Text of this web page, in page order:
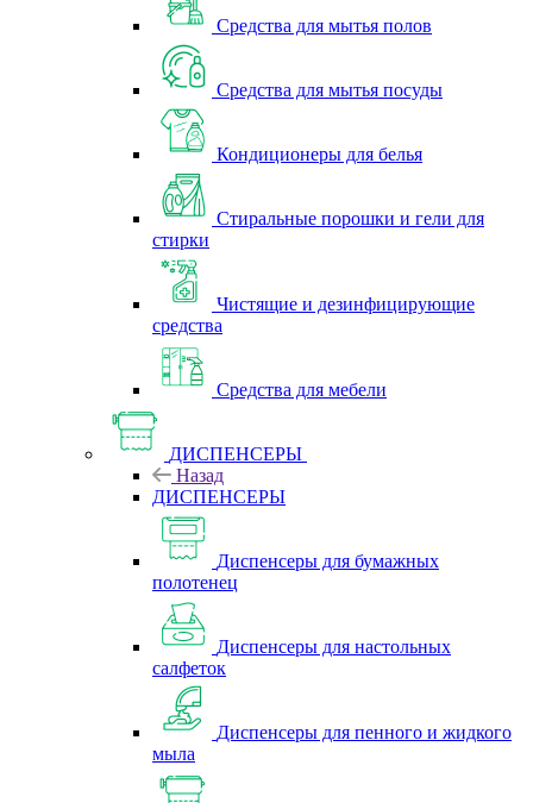
Средства для мытья полов
Средства для мытья посуды
Кондиционеры для белья
Стиральные порошки и гели для
стирки
Чистящие и дезинфицирующие
средства
Средства для мебели
ДИСПЕНСЕРЫ
Назад
ДИСПЕНСЕРЫ
Диспенсеры для бумажных
полотенец
Диспенсеры для настольных
салфеток
Диспенсеры для пенного и жидкого
мыла